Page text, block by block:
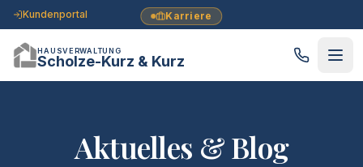
Karriere
Kundenportal
HAUSVERWALTUNG
Scholze-Kurz & Kurz
Aktuelles & Blog